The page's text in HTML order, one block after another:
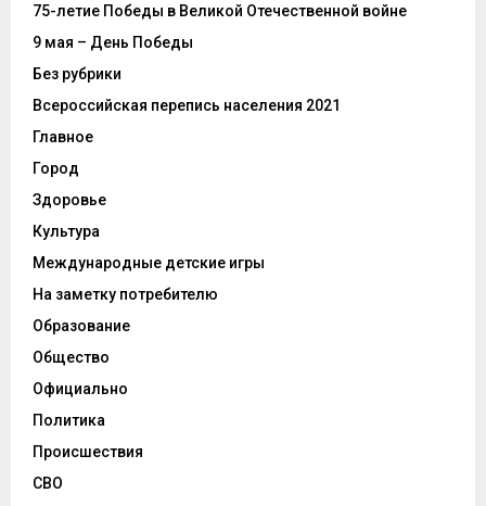
75-летие Победы в Великой Отечественной войне
9 мая – День Победы
Без рубрики
Всероссийская перепись населения 2021
Главное
Город
Здоровье
Культура
Международные детские игры
На заметку потребителю
Образование
Общество
Официально
Политика
Происшествия
СВО